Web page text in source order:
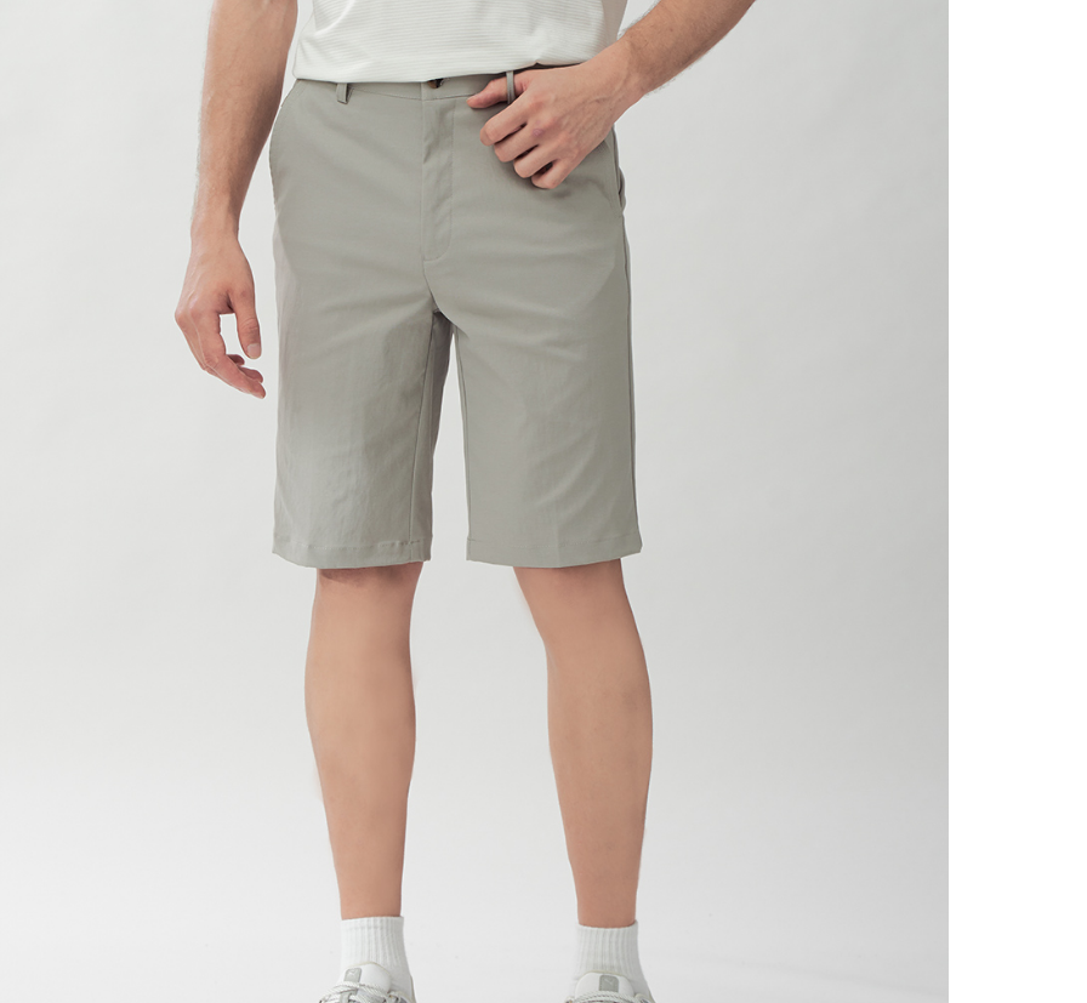
每筆NT$60，滿NT$1,200(含以上)免運費
付款後7-11取貨
每筆NT$60，滿NT$1,200(含以上)免運費
宅配(本島)
每筆NT$80，滿NT$1,200(含以上)免運費
每筆NT$80，滿NT$1,200(含以上)免運費